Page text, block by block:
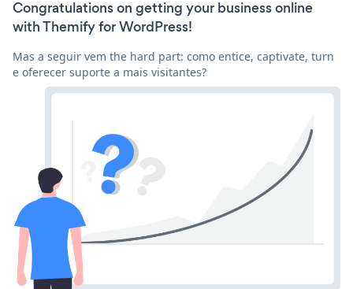
Congratulations on getting your business online
with Themify for WordPress!
Mas a seguir vem the hard part: como entice, captivate, turn
e oferecer suporte a mais visitantes?